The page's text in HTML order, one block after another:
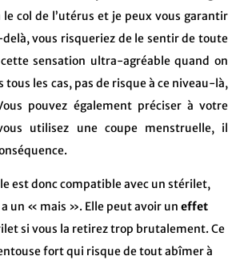
col de l’utérus et je peux vous garantir
delà, vous risqueriez de le sentir de toute
sensation ultra-agréable quand on
les cas, pas de risque à ce niveau-là,
pouvez également préciser à votre
utilisez une coupe menstruelle, il
est donc compatible avec un stérilet,
un « mais ». Elle peut avoir un effet
si vous la retirez trop brutalement. Ce
fort qui risque de tout abîmer à